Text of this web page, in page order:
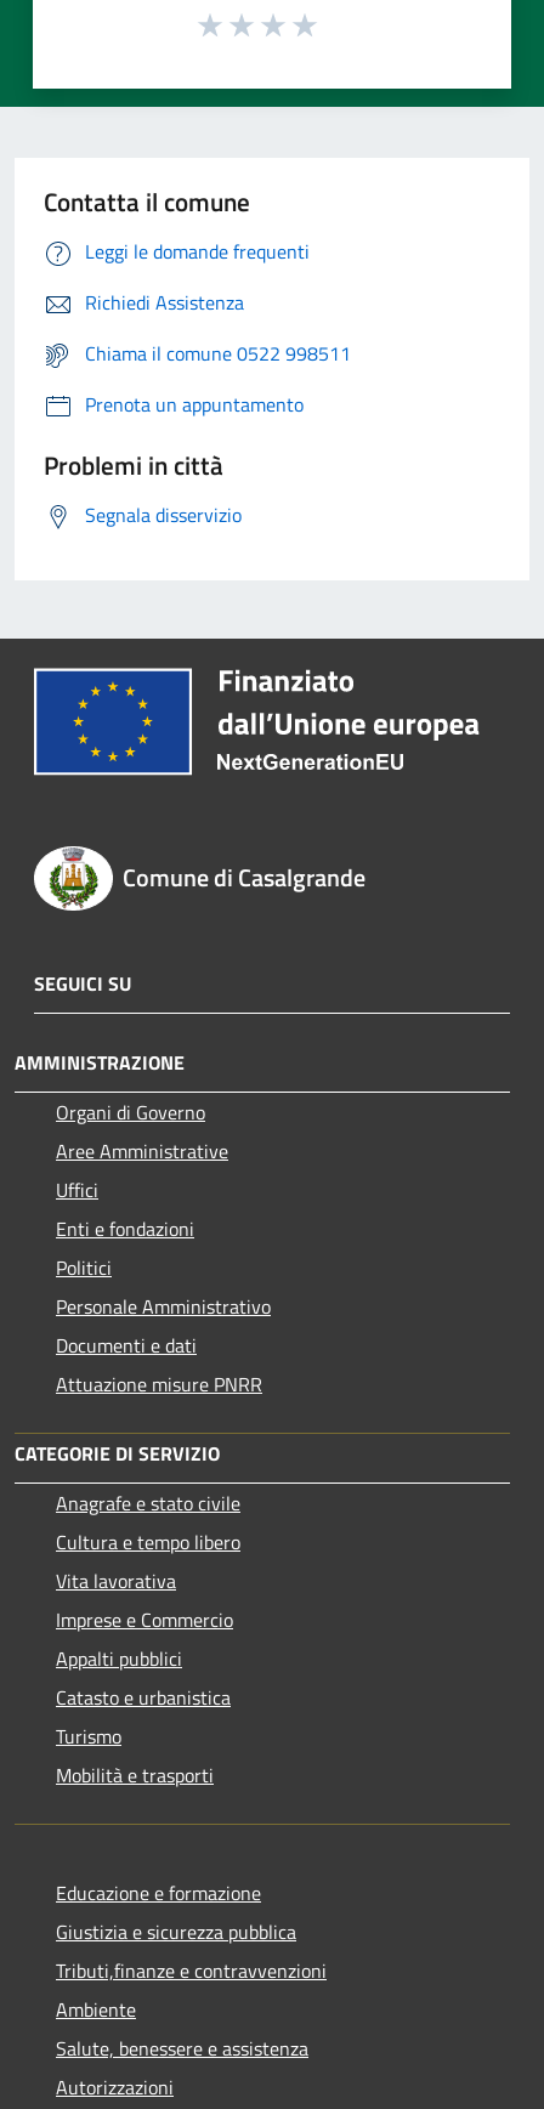
Contatta il comune
Leggi le domande frequenti
Richiedi Assistenza
Chiama il comune 0522 998511
Prenota un appuntamento
Problemi in città
Segnala disservizio
Comune di Casalgrande
SEGUICI SU
AMMINISTRAZIONE
Organi di Governo
Aree Amministrative
Uffici
Enti e fondazioni
Politici
Personale Amministrativo
Documenti e dati
Attuazione misure PNRR
CATEGORIE DI SERVIZIO
Anagrafe e stato civile
Cultura e tempo libero
Vita lavorativa
Imprese e Commercio
Appalti pubblici
Catasto e urbanistica
Turismo
Mobilità e trasporti
Educazione e formazione
Giustizia e sicurezza pubblica
Tributi,finanze e contravvenzioni
Ambiente
Salute, benessere e assistenza
Autorizzazioni